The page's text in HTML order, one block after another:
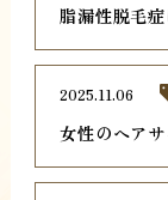
脂漏性脱毛
女性のヘア
2025.11.06